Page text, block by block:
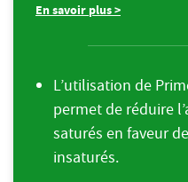
En savoir plus >
L’utilisation de
permet de réduire
saturés en faveur
insaturés.